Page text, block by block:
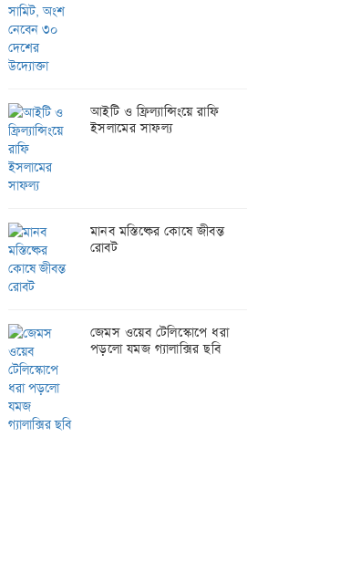
Bangladesh joins the historical
celebration of ‘50 Years of the
Internet’
২২-০৫-২০২৪
আইটি ও ফ্রিল্যান্সিংয়ে রাফি
ইসলামের সাফল্য
মানব মস্তিষ্কের কোষে জীবন্ত
রোবট
জেমস ওয়েব টেলিস্কোপে ধরা
পড়লো যমজ গ্যালাক্সির ছবি